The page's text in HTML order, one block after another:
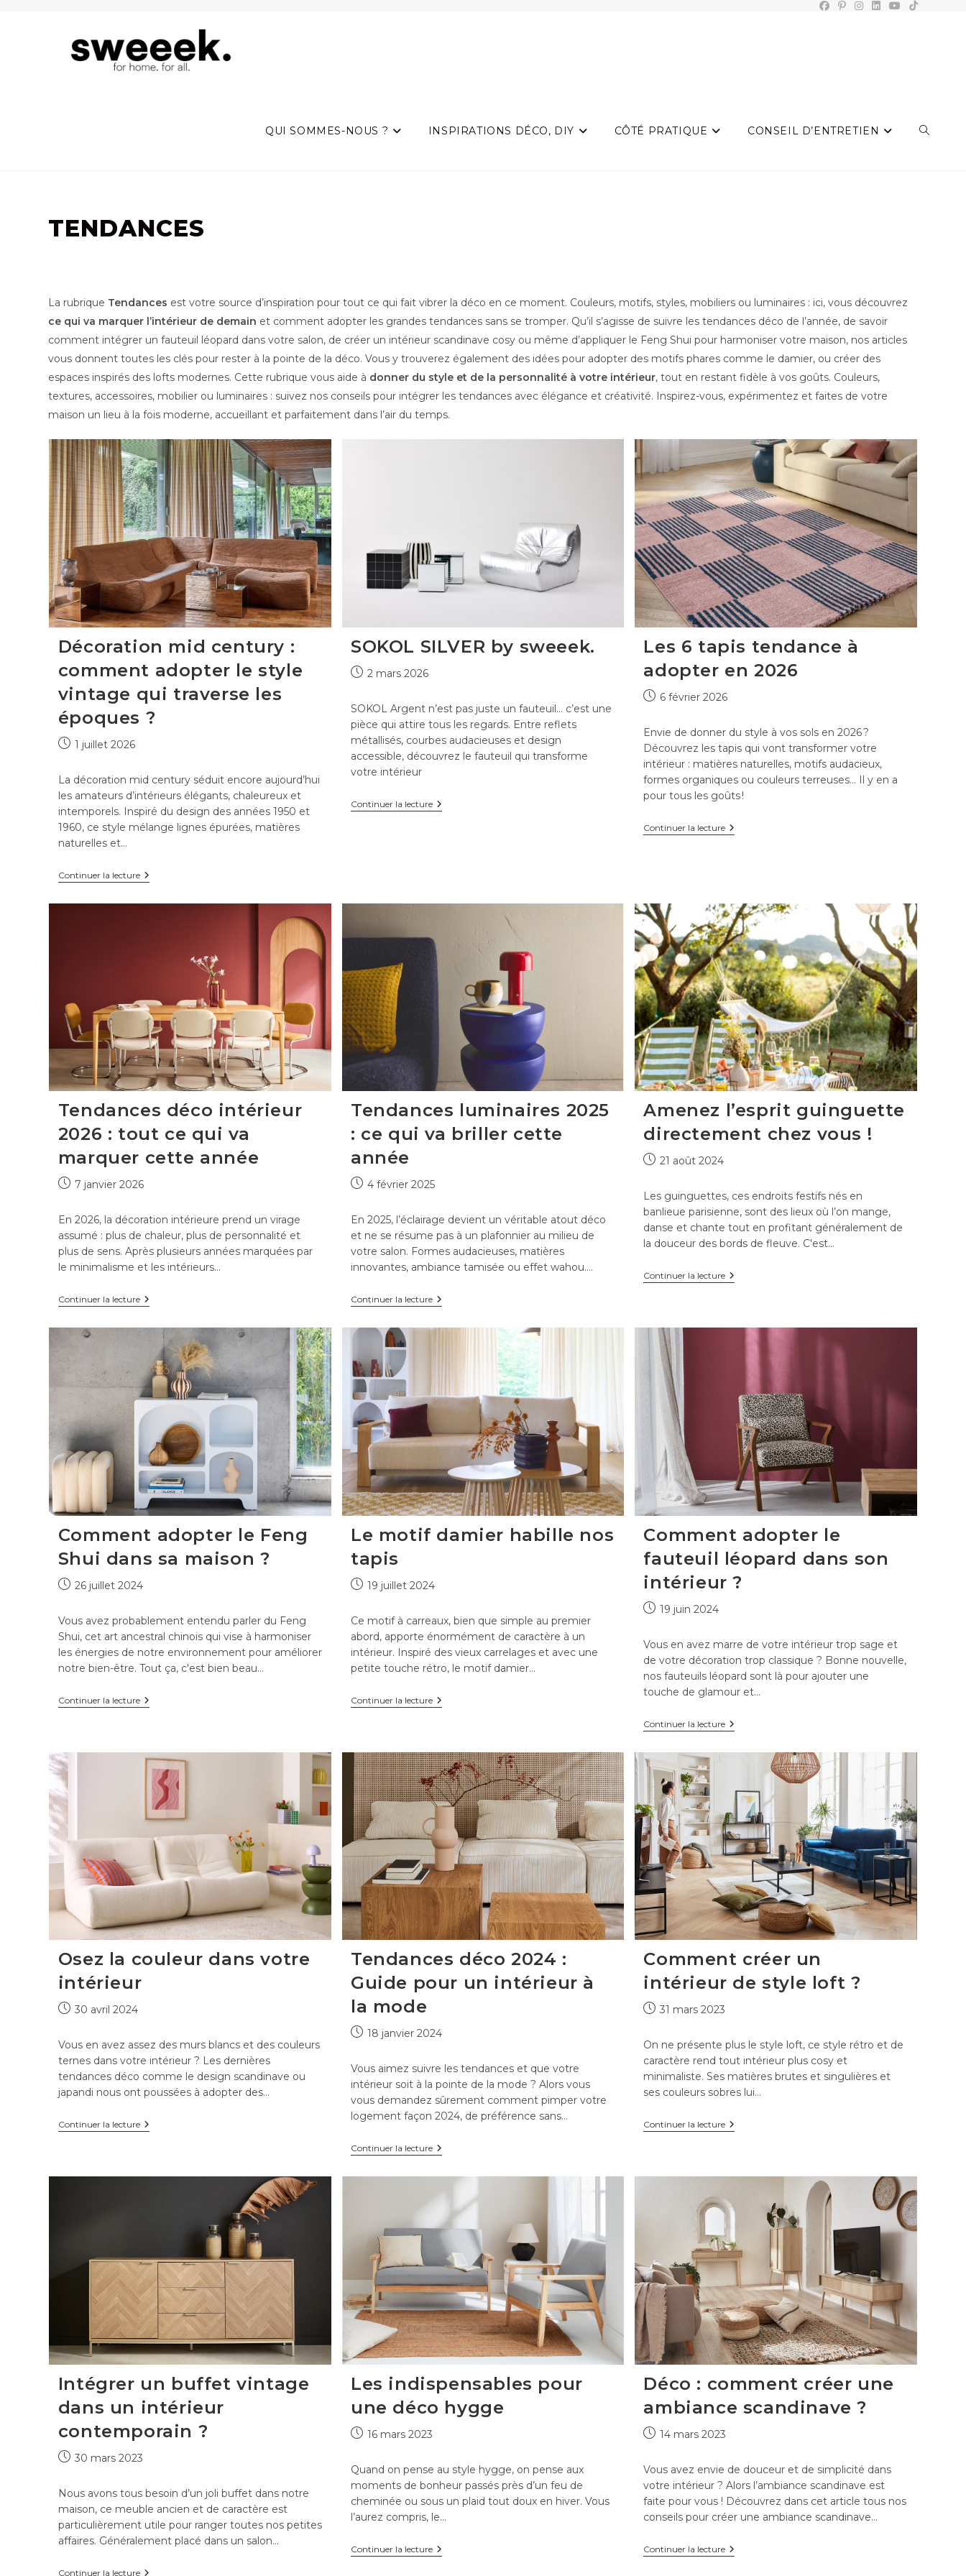
QUI SOMMES-NOUS ? INSPIRATIONS DÉCO, DIY CÔTÉ PRATIQUE CONSEIL D’ENTRETIEN TOGGLE
TENDANCES
La rubrique Tendances est votre source d’inspiration pour tout ce qui fait vibrer la déco en ce moment. Couleurs, motifs, styles, mobiliers ou luminaires : ici, vous découvrez
ce qui va marquer l’intérieur de demain et comment adopter les grandes tendances sans se tromper. Qu’il s’agisse de suivre les tendances déco de l’année, de savoir
comment intégrer un fauteuil léopard dans votre salon, de créer un intérieur scandinave cosy ou même d’appliquer le Feng Shui pour harmoniser votre maison, nos articles
vous donnent toutes les clés pour rester à la pointe de la déco. Vous y trouverez également des idées pour adopter des motifs phares comme le damier, ou créer des
espaces inspirés des lofts modernes. Cette rubrique vous aide à donner du style et de la personnalité à votre intérieur, tout en restant fidèle à vos goûts. Couleurs,
textures, accessoires, mobilier ou luminaires : suivez nos conseils pour intégrer les tendances avec élégance et créativité. Inspirez-vous, expérimentez et faites de votre
maison un lieu à la fois moderne, accueillant et parfaitement dans l’air du temps.
Décoration mid century :
comment adopter le style
vintage qui traverse les
époques ?
Publication
1 juillet 2026
La décoration mid century séduit encore aujourd’hui
les amateurs d’intérieurs élégants, chaleureux et
intemporels. Inspiré du design des années 1950 et
1960, ce style mélange lignes épurées, matières
naturelles et…
Continuer la lectureDécoration
mid
les
époques
SOKOL SILVER by sweeek.
Publication
2 mars 2026
SOKOL Argent n’est pas juste un fauteuil… c’est une
pièce qui attire tous les regards. Entre reflets
métallisés, courbes audacieuses et design
accessible, découvrez le fauteuil qui transforme
votre intérieur
Continuer la lectureSOKOL
SILVER
Les 6 tapis tendance à
adopter en 2026
Publication
6 février 2026
Envie de donner du style à vos sols en 2026 ?
Découvrez les tapis qui vont transformer votre
intérieur : matières naturelles, motifs audacieux,
formes organiques ou couleurs terreuses… Il y en a
pour tous les goûts !
Continuer la lectureLes
6
2026
Tendances déco intérieur
2026 : tout ce qui va
marquer cette année
Publication
7 janvier 2026
En 2026, la décoration intérieure prend un virage
assumé : plus de chaleur, plus de personnalité et
plus de sens. Après plusieurs années marquées par
le minimalisme et les intérieurs…
Continuer la lectureTendances
déco
2026
tout
ce
qui
va
marquer
cette
année
Tendances luminaires 2025
: ce qui va briller cette
année
Publication
4 février 2025
En 2025, l’éclairage devient un véritable atout déco
et ne se résume pas à un plafonnier au milieu de
votre salon. Formes audacieuses, matières
innovantes, ambiance tamisée ou effet wahou.…
Continuer la lectureTendances
luminaires
:
qui
année
Amenez l’esprit guinguette
directement chez vous !
Publication
21 août 2024
Les guinguettes, ces endroits festifs nés en
banlieue parisienne, sont des lieux où l’on mange,
danse et chante tout en profitant généralement de
la douceur des bords de fleuve. C'est…
Continuer la lectureAmenez
l’esprit
Comment adopter le Feng
Shui dans sa maison ?
Publication
26 juillet 2024
Vous avez probablement entendu parler du Feng
Shui, cet art ancestral chinois qui vise à harmoniser
les énergies de notre environnement pour améliorer
notre bien-être. Tout ça, c'est bien beau…
Continuer la lectureComment
adopter
dans
maison
Le motif damier habille nos
tapis
Publication
19 juillet 2024
Ce motif à carreaux, bien que simple au premier
abord, apporte énormément de caractère à un
intérieur. Inspiré des vieux carrelages et avec une
petite touche rétro, le motif damier…
Continuer la lectureLe
motif
tapis
Comment adopter le
fauteuil léopard dans son
intérieur ?
Publication
19 juin 2024
Vous en avez marre de votre intérieur trop sage et
de votre décoration trop classique ? Bonne nouvelle,
nos fauteuils léopard sont là pour ajouter une
touche de glamour et…
Continuer la lectureComment
adopter
son
intérieur
?
Osez la couleur dans votre
intérieur
Publication
30 avril 2024
Vous en avez assez des murs blancs et des couleurs
ternes dans votre intérieur ? Les dernières
tendances déco comme le design scandinave ou
japandi nous ont poussées à adopter des…
Continuer la lectureOsez
la
Tendances déco 2024 :
Guide pour un intérieur à
la mode
Publication
18 janvier 2024
Vous aimez suivre les tendances et que votre
intérieur soit à la pointe de la mode ? Alors vous
vous demandez sûrement comment pimper votre
logement façon 2024, de préférence sans…
Continuer la lectureTendances
déco
intérieur
mode
Comment créer un
intérieur de style loft ?
Publication
31 mars 2023
On ne présente plus le style loft, ce style rétro et de
caractère rend tout intérieur plus cosy et
minimaliste. Ses matières brutes et singulières et
ses couleurs sobres lui…
Continuer la lectureComment
créer
?
Intégrer un buffet vintage
dans un intérieur
contemporain ?
Publication
30 mars 2023
Nous avons tous besoin d’un joli buffet dans notre
maison, ce meuble ancien et de caractère est
particulièrement utile pour ranger toutes nos petites
affaires. Généralement placé dans un salon…
Continuer la lectureIntégrer
Les indispensables pour
une déco hygge
Publication
16 mars 2023
Quand on pense au style hygge, on pense aux
moments de bonheur passés près d’un feu de
cheminée ou sous un plaid tout doux en hiver. Vous
l’aurez compris, le…
Continuer la lectureLes
indispensables
Déco : comment créer une
ambiance scandinave ?
Publication
14 mars 2023
Vous avez envie de douceur et de simplicité dans
votre intérieur ? Alors l’ambiance scandinave est
faite pour vous ! Découvrez dans cet article tous nos
conseils pour créer une ambiance scandinave…
Continuer la lectureDéco
: